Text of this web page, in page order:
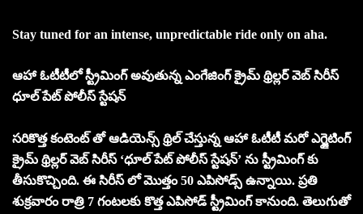
Stay tuned for an intense, unpredictable ride only on aha.
ఆహా ఓటీటీలో స్ట్రీమింగ్ అవుతున్న ఎంగేజింగ్ క్రైమ్ థ్రిల్లర్ వెబ్ సిరీస్
ధూల్ పేట్ పోలీస్ స్టేషన్
సరికొత్త కంటెంట్ తో ఆడియెన్స్ థ్రిల్ చేస్తున్న ఆహా ఓటీటీ మరో ఎగ్జైటింగ్
క్రైమ్ థ్రిల్లర్ వెబ్ సిరీస్ ‘ధూల్ పేట్ పోలీస్ స్టేషన్’ ను స్ట్రీమింగ్ కు
తీసుకొచ్చింది. ఈ సిరీస్ లో మొత్తం 50 ఎపిసోడ్స్ ఉన్నాయి. ప్రతి
శుక్రవారం రాత్రి 7 గంటలకు కొత్త ఎపిసోడ్ స్ట్రీమింగ్ కానుంది. తెలుగుతో